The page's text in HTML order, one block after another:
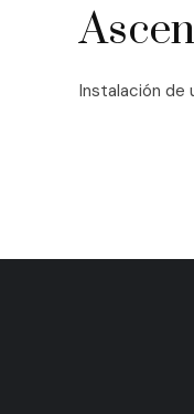
Instalación de